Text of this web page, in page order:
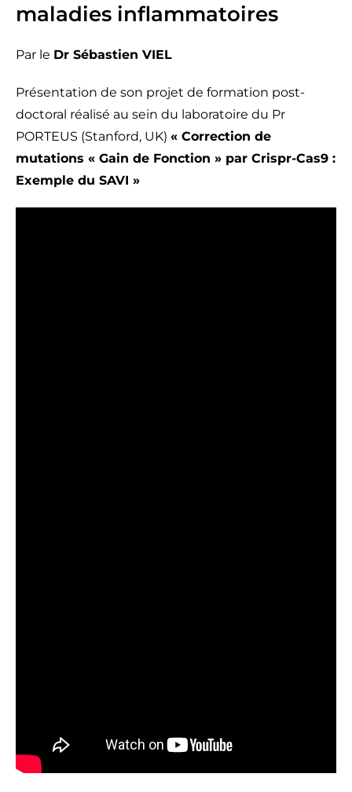
maladies inflammatoires
Par le Dr Sébastien VIEL
Présentation de son projet de formation post-
doctoral réalisé au sein du laboratoire du Pr
PORTEUS (Stanford, UK) « Correction de
mutations « Gain de Fonction » par Crispr-Cas9 :
Exemple du SAVI »